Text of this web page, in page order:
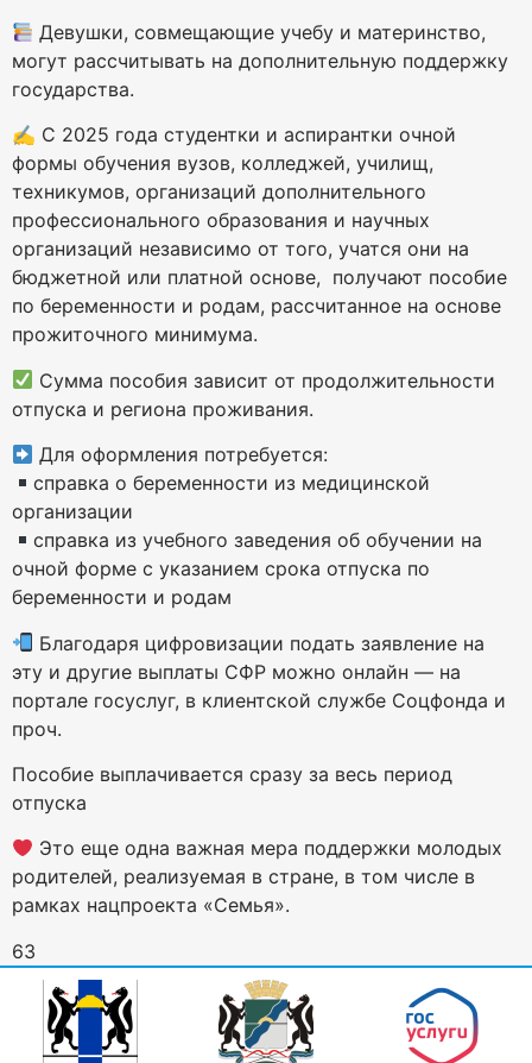
Девушки, совмещающие учебу и материнство,
могут рассчитывать на дополнительную поддержку
государства.
✍️ С 2025 года студентки и аспирантки очной
формы обучения вузов, колледжей, училищ,
техникумов, организаций дополнительного
профессионального образования и научных
организаций независимо от того, учатся они на
бюджетной или платной основе, получают пособие
по беременности и родам, рассчитанное на основе
прожиточного минимума.
Сумма пособия зависит от продолжительности
отпуска и региона проживания.
Для оформления потребуется:
справка о беременности из медицинской
организации
справка из учебного заведения об обучении на
очной форме с указанием срока отпуска по
беременности и родам
Благодаря цифровизации подать заявление на
эту и другие выплаты СФР можно онлайн — на
портале госуслуг, в клиентской службе Соцфонда и
проч.
Пособие выплачивается сразу за весь период
отпуска
Это еще одна важная мера поддержки молодых
родителей, реализуемая в стране, в том числе в
рамках нацпроекта «Семья».
63